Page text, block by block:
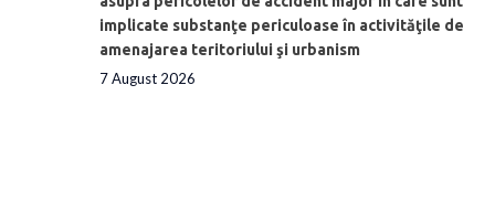
implicate substanţe periculoase în activităţile de
amenajarea teritoriului şi urbanism
7 August 2026